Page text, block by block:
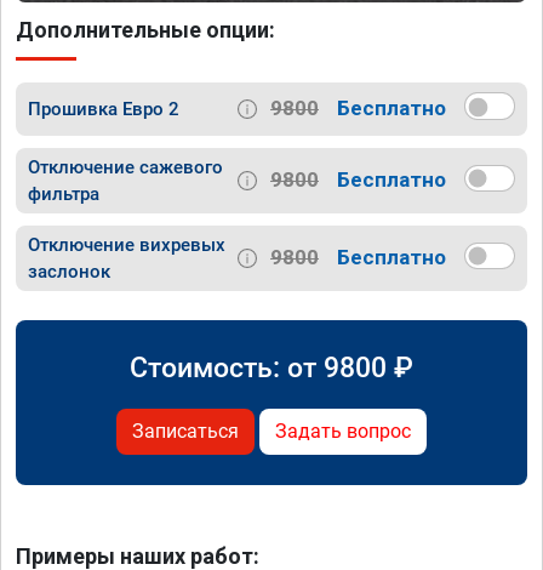
Дополнительные опции:
Прошивка Евро 2 9800 Бесплатно
Отключение сажевого
фильтра
9800 Бесплатно
Отключение вихревых
заслонок
9800 Бесплатно
Стоимость: от 9800 ₽
Записаться Задать вопрос
Примеры наших работ: